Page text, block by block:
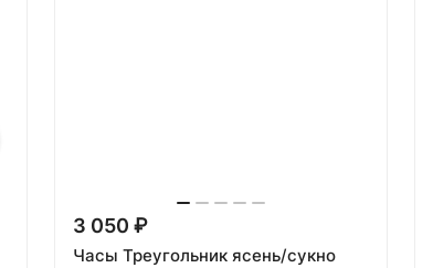
3 050 ₽
Часы Треугольник ясень/сукно